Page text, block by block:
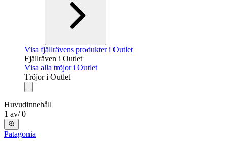
Visa fjällrävens produkter i Outlet
Fjällräven i Outlet
Visa alla tröjor i Outlet
Tröjor i Outlet
Huvudinnehåll
1 av/ 0
Patagonia